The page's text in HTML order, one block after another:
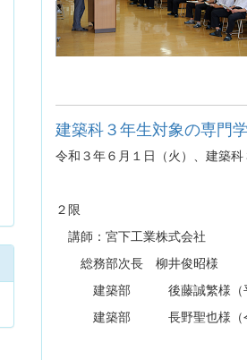
建築科３年生対象の専門
令和３年６月１日（火）、建築
２限
講師：宮下工業株式会社
総務部次長 柳井俊昭様
建築部 後藤誠繁様（平成
建築部 長野聖也様（令